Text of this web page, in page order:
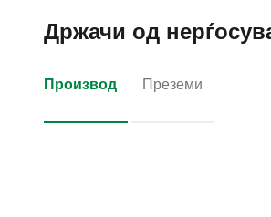
Држачи од
Производ Преземи